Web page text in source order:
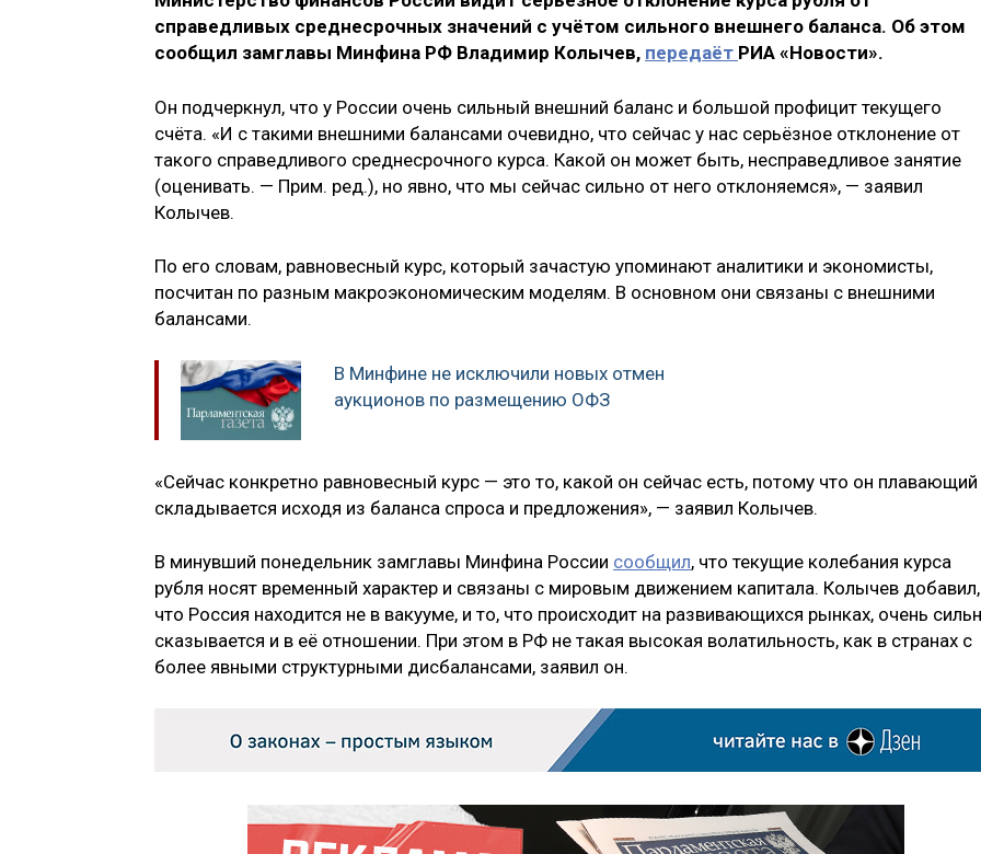
справедливых среднесрочных значений с учётом сильного внешнего баланса. Об этом
сообщил замглавы Минфина РФ Владимир Колычев, передаёт РИА «Новости».
Он подчеркнул, что у России очень сильный внешний баланс и большой профицит текущего
счёта. «И с такими внешними балансами очевидно, что сейчас у нас серьёзное отклонение от
такого справедливого среднесрочного курса. Какой он может быть, несправедливое занятие
(оценивать. — Прим. ред.), но явно, что мы сейчас сильно от него отклоняемся», — заявил
Колычев.
По его словам, равновесный курс, который зачастую упоминают аналитики и экономисты,
посчитан по разным макроэкономическим моделям. В основном они связаны с внешними
балансами.
В Минфине не исключили новых отмен
аукционов по размещению ОФЗ
«Сейчас конкретно равновесный курс — это то, какой он сейчас есть, потому что он плавающий
складывается исходя из баланса спроса и предложения», — заявил Колычев.
В минувший понедельник замглавы Минфина России сообщил, что текущие колебания курса
рубля носят временный характер и связаны с мировым движением капитала. Колычев добавил,
что Россия находится не в вакууме, и то, что происходит на развивающихся рынках, очень
сказывается и в её отношении. При этом в РФ не такая высокая волатильность, как в странах с
более явными структурными дисбалансами, заявил он.